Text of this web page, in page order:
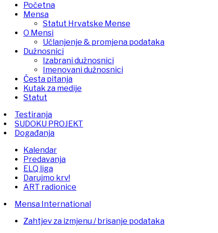
Početna
Mensa
Statut Hrvatske Mense
O Mensi
Učlanjenje & promjena podataka
Dužnosnici
Izabrani dužnosnici
Imenovani dužnosnici
Česta pitanja
Kutak za medije
Statut
Testiranja
SUDOKU PROJEKT
Događanja
Kalendar
Predavanja
ELQ liga
Darujmo krv!
ART radionice
Mensa International
Zahtjev za izmjenu / brisanje podataka